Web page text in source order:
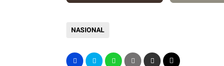
NASIONAL